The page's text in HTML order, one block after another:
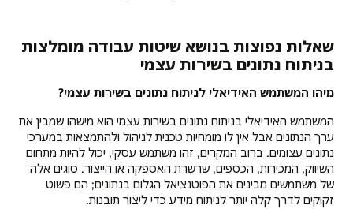
שאלות נפוצות בנושא שיטות עבודה מומלצות
בניתוח נתונים בשירות עצמי
מיהו המשתמש האידיאלי לניתוח נתונים בשירות עצמי?
המשתמש האידיאלי בניתוח נתונים בשירות עצמי הוא מישהו שמבין את
ערך הנתונים אבל אין לו מומחיות טכנית לניהול ולהתמצאות במערכי
נתונים עצומים. ברוב המקרים, זהו משתמש עסקי, יכול להיות מתחום
השיווק, המכירות, הכספים, שרשרת האספקה או הייצור. סוגים אלה
של משתמשים מבינים את הפוטנציאל הגלום בנתונים; הם פשוט
זקוקים לדרך קלה יותר לניתוח מידע כדי ליצור תובנות.